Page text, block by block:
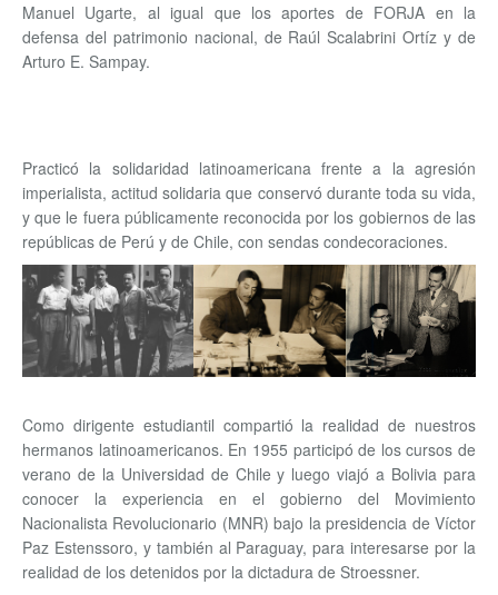
Manuel Ugarte, al igual que los aportes de FORJA en la
defensa del patrimonio nacional, de Raúl Scalabrini Ortíz y de
Arturo E. Sampay.
Practicó la solidaridad latinoamericana frente a la agresión
imperialista, actitud solidaria que conservó durante toda su vida,
y que le fuera públicamente reconocida por los gobiernos de las
repúblicas de Perú y de Chile, con sendas condecoraciones.
Como dirigente estudiantil compartió la realidad de nuestros
hermanos latinoamericanos. En 1955 participó de los cursos de
verano de la Universidad de Chile y luego viajó a Bolivia para
conocer la experiencia en el gobierno del Movimiento
Nacionalista Revolucionario (MNR) bajo la presidencia de Víctor
Paz Estenssoro, y también al Paraguay, para interesarse por la
realidad de los detenidos por la dictadura de Stroessner.